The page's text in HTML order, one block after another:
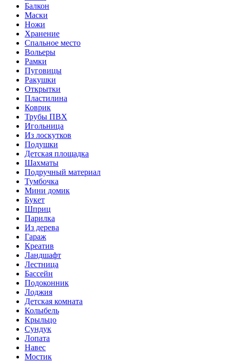
Балкон
Маски
Ножи
Хранение
Спальное место
Вольеры
Рамки
Пуговицы
Ракушки
Открытки
Пластилина
Коврик
Трубы ПВХ
Игольница
Из лоскутков
Подушки
Детская площадка
Шахматы
Подручный материал
Тумбочка
Мини домик
Букет
Шприц
Парилка
Из дерева
Гараж
Креатив
Ландшафт
Лестница
Бассейн
Подоконник
Лоджия
Детская комната
Колыбель
Крыльцо
Сундук
Лопата
Навес
Мостик